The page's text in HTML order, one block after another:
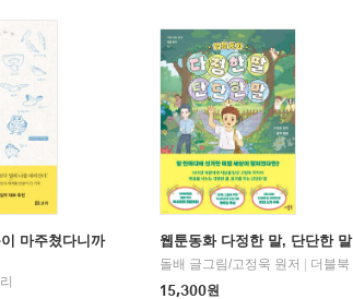
마주쳤다니까
웹툰동화 다정한 말, 단단한 말
돌배 글그림/고정욱 원저
더블북
15,300원